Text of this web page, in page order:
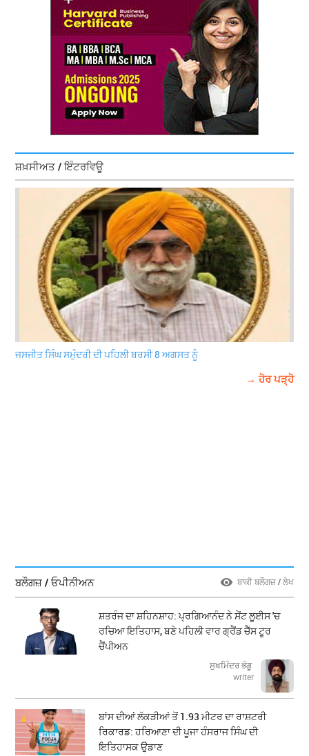
ਸ਼ਖ਼ਸੀਅਤ / ਇੰਟਰਵਿਊ
ਜਸਜੀਤ ਸਿੰਘ ਸਮੁੰਦਰੀ ਦੀ ਪਹਿਲੀ ਬਰਸੀ 8 ਅਗਸਤ ਨੂੰ
→ ਹੋਰ ਪੜ੍ਹੋ
ਬਲੌਗਜ਼ / ਓਪੀਨੀਅਨ ਬਾਕੀ ਬਲੌਗਜ਼ / ਲੇਖ
ਸ਼ਤਰੰਜ ਦਾ ਸ਼ਹਿਨਸ਼ਾਹ: ਪ੍ਰਗਿਆਨੰਦ ਨੇ ਸੇਂਟ ਲੂਈਸ 'ਚ
ਰਚਿਆ ਇਤਿਹਾਸ, ਬਣੇ ਪਹਿਲੀ ਵਾਰ ਗ੍ਰੈਂਡ ਚੈੱਸ ਟੂਰ
ਚੈਂਪੀਅਨ
ਸੁਖਮਿੰਦਰ ਭੰਗੂ
writer
ਬਾਂਸ ਦੀਆਂ ਲੱਕੜੀਆਂ ਤੋਂ 1.93 ਮੀਟਰ ਦਾ ਰਾਸ਼ਟਰੀ
ਰਿਕਾਰਡ: ਹਰਿਆਣਾ ਦੀ ਪੂਜਾ ਹੰਸਰਾਜ ਸਿੰਘ ਦੀ
ਇਤਿਹਾਸਕ ਉਡਾਣ